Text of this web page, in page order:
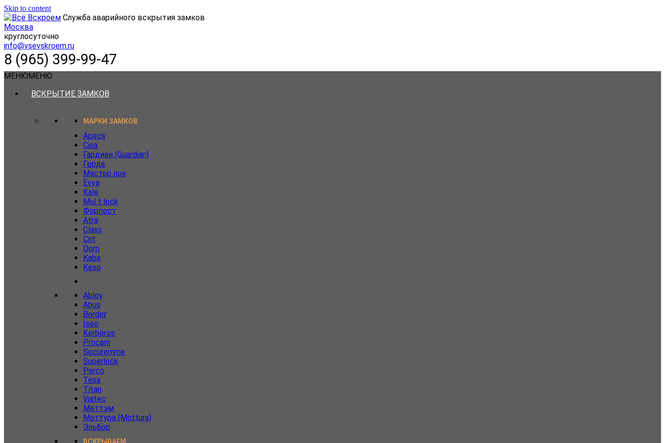
Skip to content
Служба аварийного вскрытия замков
Москва
круглосуточно
info@vsevskroem.ru
8 (965) 399-99-47
МЕНЮМЕНЮ
ВСКРЫТИЕ ЗАМКОВ
МАРКИ ЗАМКОВ
Apecs
Cisa
Гардиан (Guardian)
Герда
Мастер лок
Evva
Kale
Mul t lock
Форпост
Atra
Class
Crit
Dom
Kaba
Keso
Abloy
Abus
Border
Iseo
Kerberos
Procam
Securemme
Superlock
Perco
Tesa
Titan
Viatec
Меттэм
Моттура (Mottura)
Эльбор